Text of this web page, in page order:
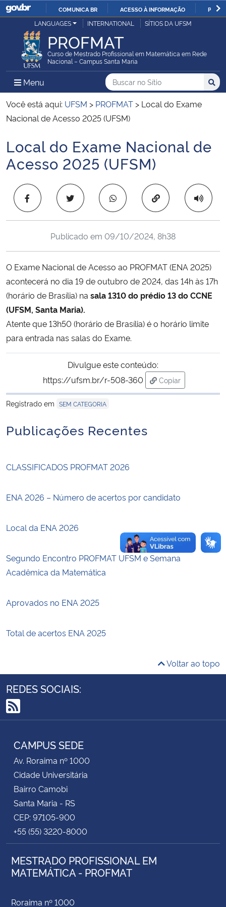
IR
PARA
O
CONTEÚDO
COMUNICA BR ACESSO À INFORMAÇÃO
Ministério da Justiça e Segurança Pública
Ministério da Defesa
Ministério das Relações Exteriores
Ministério da Infraestrutura
Ministério da Educação
Ministério da Cidadania
Ministério da Ciência, Tecnologia, Inovações e Comunicações
Ministério do Meio Ambiente
Ministério do Desenvolvimento Regional
Secretaria de Governo
Gabinete de Segurança Institucional
Advocacia-Geral da União
Planalto
LANGUAGES INTERNATIONAL SÍTIOS DA UFSM
PROFMAT
Curso de Mestrado Profissional em Matemática em Rede
Nacional – Campus Santa Maria
Menu Menu Principal do Sítio
Busca
Buscar no no Sítio
Busca:
Você está aqui: UFSM > PROFMAT > Local do Exame
Nacional de Acesso 2025 (UFSM)
Início do conteúdo
Local do Exame Nacional de
Acesso 2025 (UFSM)
Copiar para área
Publicado em 09/10/2024, 8h38
O Exame Nacional de Acesso ao PROFMAT (ENA 2025)
acontecerá no dia 19 de outubro de 2024, das 14h às 17h
(horário de Brasília) na sala 1310 do prédio 13 do CCNE
(UFSM, Santa Maria).
Atente que 13h50 (horário de Brasília) é o horário limite
para entrada nas salas do Exame.
Divulgue este conteúdo:
https://ufsm.br/r-508-360
Copiar
para área de
Registrado em SEM CATEGORIA
Publicações Recentes
CLASSIFICADOS PROFMAT 2026
ENA 2026 – Número de acertos por candidato
Local da ENA 2026
Segundo Encontro PROFMAT UFSM e Semana
Acadêmica da Matemática
Aprovados no ENA 2025
Total de acertos ENA 2025
Voltar ao topo
REDES SOCIAIS:
RSS
CAMPUS SEDE
Av. Roraima nº 1000
Cidade Universitária
Bairro Camobi
Santa Maria - RS
CEP: 97105-900
+55 (55) 3220-8000
MESTRADO PROFISSIONAL EM
MATEMÁTICA - PROFMAT
Roraima nº 1000